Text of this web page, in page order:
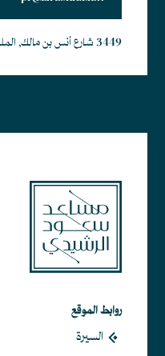
3449 شارع أنس بن مالك, الملقا 8443
روابط الموقع
السيرة